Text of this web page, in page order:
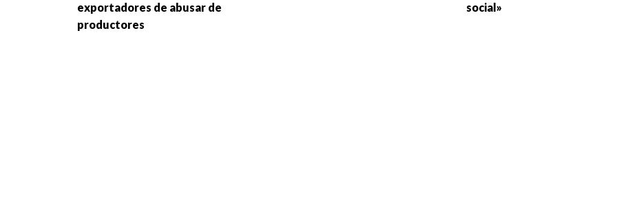
exportadores de abusar de
productores
social»